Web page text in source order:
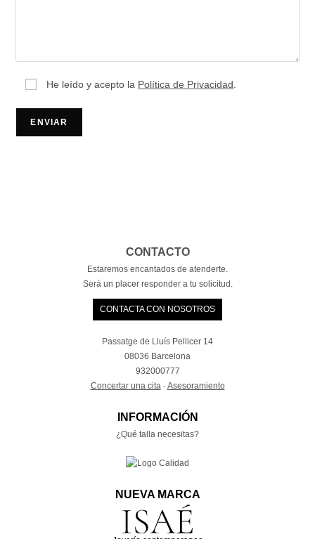
He leído y acepto la Política de Privacidad
CONTACTO
Estaremos encantados de atenderte.
Será un placer responder a tu solicitud.
CONTACTA CON NOSOTROS
Passatge de Lluís Pellicer 14
08036 Barcelona
932000777
Concertar una cita· Asesoramiento
INFORMACIÓN
¿Qué talla necesitas?
NUEVA MARCA